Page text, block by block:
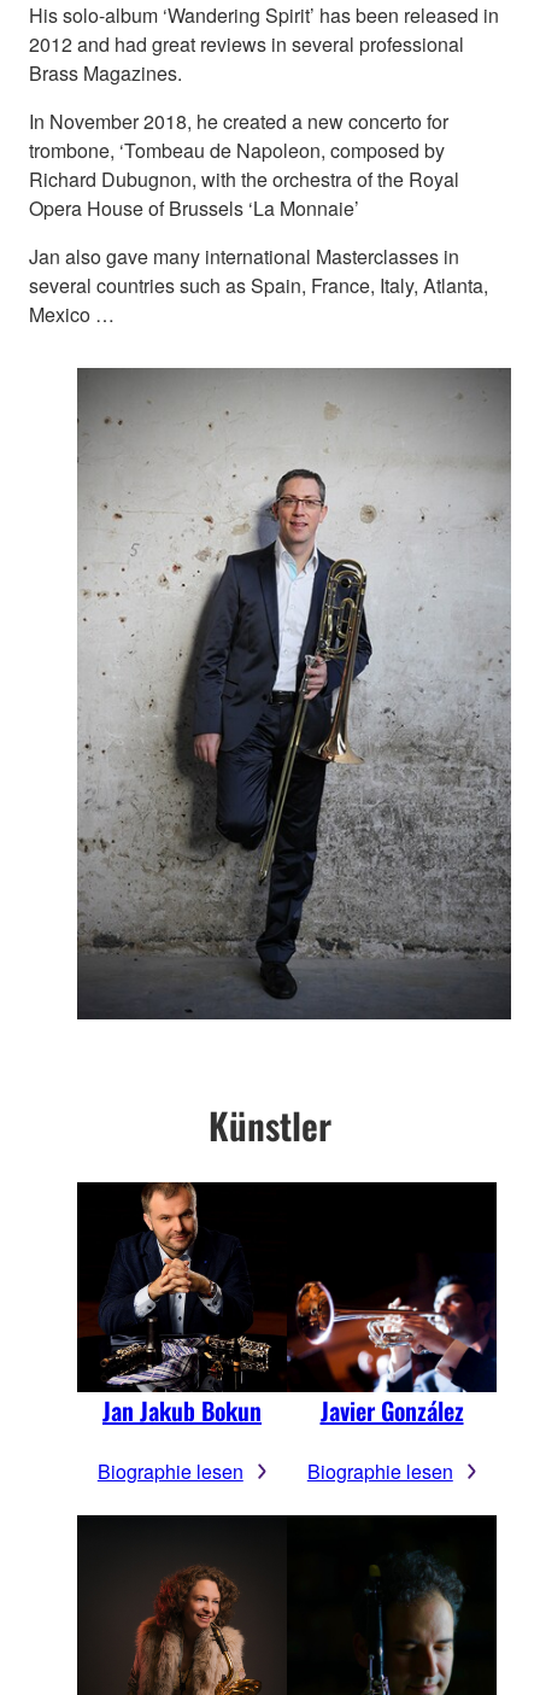
His solo-album ‘Wandering Spirit’ has been released in
2012 and had great reviews in several professional
Brass Magazines.
In November 2018, he created a new concerto for
trombone, ‘Tombeau de Napoleon, composed by
Richard Dubugnon, with the orchestra of the Royal
Opera House of Brussels ‘La Monnaie’
Jan also gave many international Masterclasses in
several countries such as Spain, France, Italy, Atlanta,
Mexico …
Künstler
Jan Jakub Bokun
Biographie lesen
Javier González
Biographie lesen